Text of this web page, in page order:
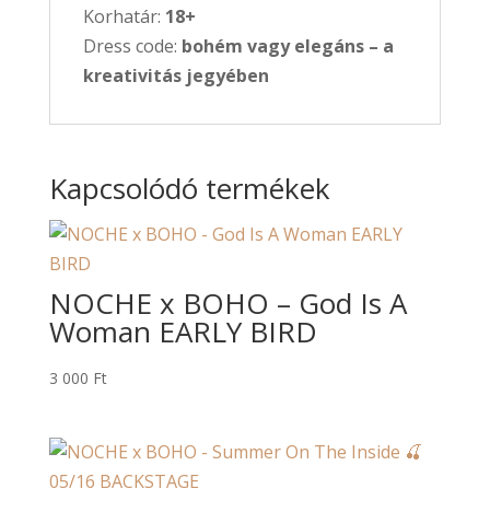
Korhatár: 18+
Dress code: bohém vagy elegáns – a
kreativitás jegyében
Kapcsolódó termékek
NOCHE x BOHO – God Is A
Woman EARLY BIRD
3 000 Ft